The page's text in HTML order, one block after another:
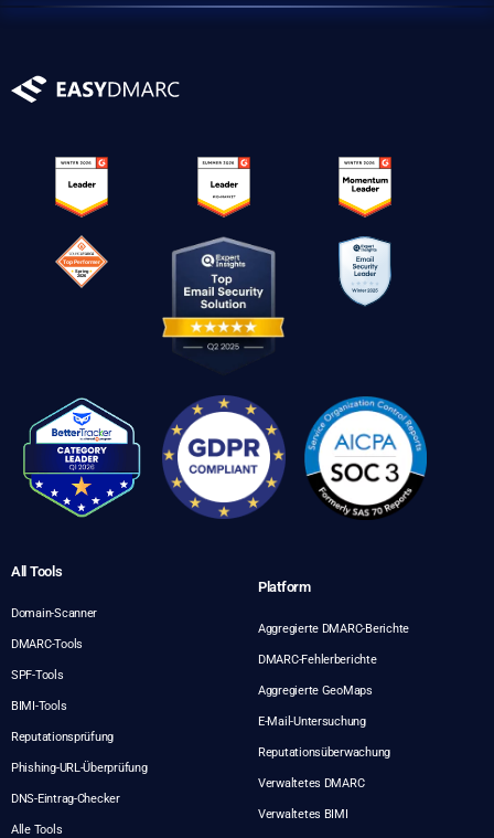
All Tools
Domain-Scanner
DMARC-Tools
SPF-Tools
BIMI-Tools
Reputationsprüfung
Phishing-URL-Überprüfung
DNS-Eintrag-Checker
Alle Tools
Platform
Aggregierte DMARC-Berichte
DMARC-Fehlerberichte
Aggregierte GeoMaps
E-Mail-Untersuchung
Reputationsüberwachung
Verwaltetes DMARC
Verwaltetes BIMI